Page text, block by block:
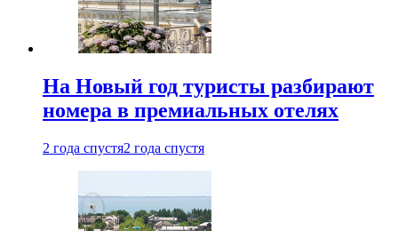
На Новый год туристы разбирают
номера в премиальных отелях
2 года спустя2 года спустя